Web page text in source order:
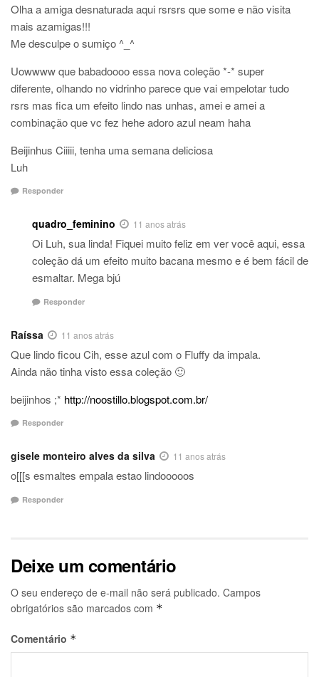
Olha a amiga desnaturada aqui rsrsrs que some e não visita
mais azamigas!!!
Me desculpe o sumiço ^_^
Uowwww que babadoooo essa nova coleção *-* super
diferente, olhando no vidrinho parece que vai empelotar tudo
rsrs mas fica um efeito lindo nas unhas, amei e amei a
combinação que vc fez hehe adoro azul neam haha
Beijinhus Ciiiii, tenha uma semana deliciosa
Luh
Responder
quadro_feminino 11 anos atrás
Oi Luh, sua linda! Fiquei muito feliz em ver você aqui, essa
coleção dá um efeito muito bacana mesmo e é bem fácil de
esmaltar. Mega bjú
Responder
Raíssa 11 anos atrás
Que lindo ficou Cih, esse azul com o Fluffy da impala.
Ainda não tinha visto essa coleção 🙂
beijinhos ;* http://noostillo.blogspot.com.br/
Responder
gisele monteiro alves da silva 11 anos atrás
o[[[s esmaltes empala estao lindooooos
Responder
Deixe um comentário
O seu endereço de e-mail não será publicado. Campos
obrigatórios são marcados com *
Comentário *